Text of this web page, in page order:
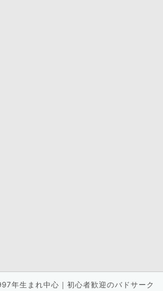
年生まれ中心｜初心者歓迎のバドサーク